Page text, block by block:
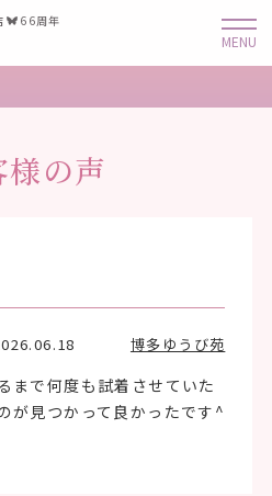
66周年
様の声
博多ゆうび苑
まで何度も試着させていた
が見つかって良かったです^